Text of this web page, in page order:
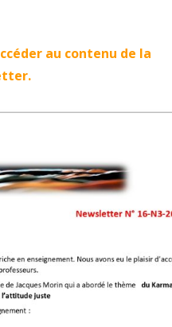
au contenu de la